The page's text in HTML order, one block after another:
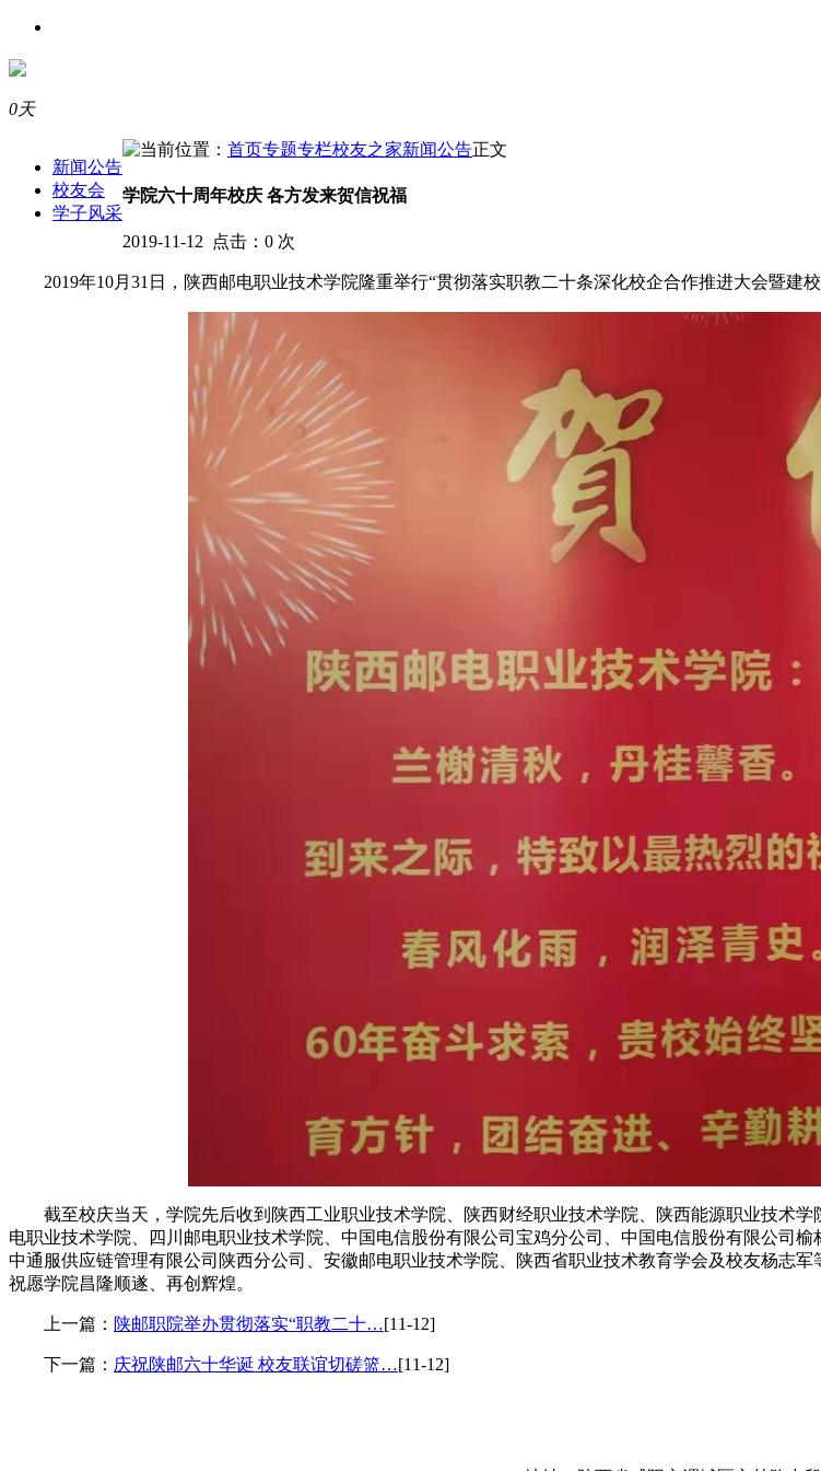
0天
新闻公告
校友会
学子风采
当前位置： 首页专题专栏校友之家新闻公告正文
学院六十周年校庆 各方发来贺信祝福
2019-11-12 点击： 0 次
2019年10月31日，陕西邮电职业技术学院隆重举行“贯彻落实职教二十条深化校企合作推进大会暨建
截至校庆当天，学院先后收到陕西工业职业技术学院、陕西财经职业技术学院、陕西能源职业技术
电职业技术学院、四川邮电职业技术学院、中国电信股份有限公司宝鸡分公司、中国电信股份有限公司
中通服供应链管理有限公司陕西分公司、安徽邮电职业技术学院、陕西省职业技术教育学会及校友杨志
祝愿学院昌隆顺遂、再创辉煌。
上一篇： 陕邮职院举办贯彻落实“职教二十…[11-12]
下一篇： 庆祝陕邮六十华诞 校友联谊切磋篮…[11-12]